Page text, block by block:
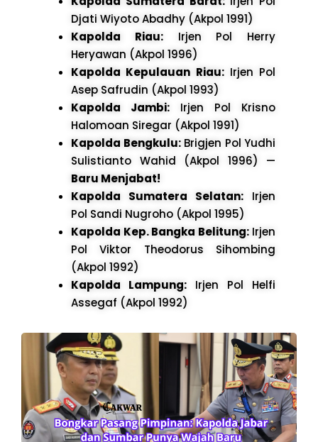
Djati Wiyoto Abadhy (Akpol 1991)
Kapolda Riau:Irjen Pol Herry
Heryawan (Akpol 1996)
Kapolda Kepulauan Riau:Irjen Pol
Asep Safrudin (Akpol 1993)
Kapolda Jambi: Irjen Pol Krisno
Halomoan Siregar (Akpol 1991)
Kapolda Bengkulu:Brigjen Pol Yudhi
Sulistianto Wahid (Akpol 1996) —
Baru Menjabat!
Kapolda Sumatera Selatan: Irjen
Pol Sandi Nugroho (Akpol 1995)
Kapolda Kep. Bangka Belitung:Irjen
Pol Viktor Theodorus Sihombing
(Akpol 1992)
Kapolda Lampung: Irjen Pol Helfi
Assegaf (Akpol 1992)